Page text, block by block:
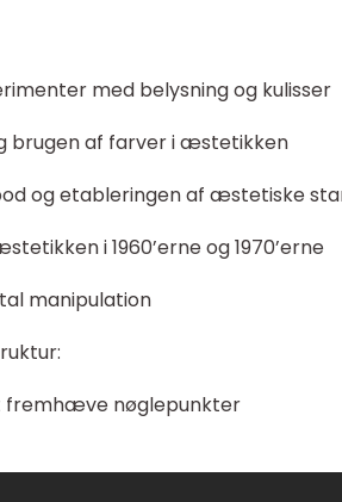
med belysning og kulisser
brugen af farver i æstetikken
og etableringen af æstetiske
i 1960’erne og 1970’erne
manipulation
fremhæve nøglepunkter